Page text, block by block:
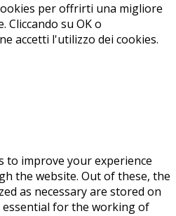
per offrirti una migliore
Cliccando su OK o
accetti l'utilizzo dei cookies.
to improve your experience
the website. Out of these, the
as necessary are stored on
for the working of